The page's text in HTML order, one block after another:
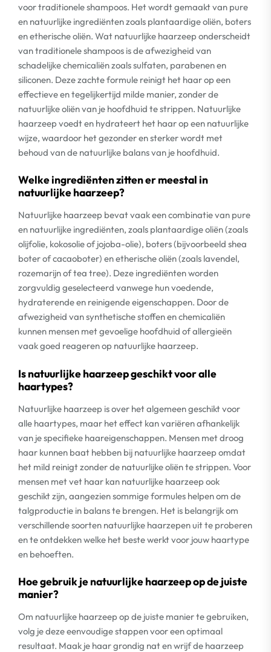
voor traditionele shampoos. Het wordt gemaakt van pure
en natuurlijke ingrediënten zoals plantaardige oliën, boters
en etherische oliën. Wat natuurlijke haarzeep onderscheidt
van traditionele shampoos is de afwezigheid van
schadelijke chemicaliën zoals sulfaten, parabenen en
siliconen. Deze zachte formule reinigt het haar op een
effectieve en tegelijkertijd milde manier, zonder de
natuurlijke oliën van je hoofdhuid te strippen. Natuurlijke
haarzeep voedt en hydrateert het haar op een natuurlijke
wijze, waardoor het gezonder en sterker wordt met
behoud van de natuurlijke balans van je hoofdhuid.
Welke ingrediënten zitten er meestal in
natuurlijke haarzeep?
Natuurlijke haarzeep bevat vaak een combinatie van pure
en natuurlijke ingrediënten, zoals plantaardige oliën (zoals
olijfolie, kokosolie of jojoba-olie), boters (bijvoorbeeld shea
boter of cacaoboter) en etherische oliën (zoals lavendel,
rozemarijn of tea tree). Deze ingrediënten worden
zorgvuldig geselecteerd vanwege hun voedende,
hydraterende en reinigende eigenschappen. Door de
afwezigheid van synthetische stoffen en chemicaliën
kunnen mensen met gevoelige hoofdhuid of allergieën
vaak goed reageren op natuurlijke haarzeep.
Is natuurlijke haarzeep geschikt voor alle
haartypes?
Natuurlijke haarzeep is over het algemeen geschikt voor
alle haartypes, maar het effect kan variëren afhankelijk
van je specifieke haareigenschappen. Mensen met droog
haar kunnen baat hebben bij natuurlijke haarzeep omdat
het mild reinigt zonder de natuurlijke oliën te strippen. Voor
mensen met vet haar kan natuurlijke haarzeep ook
geschikt zijn, aangezien sommige formules helpen om de
talgproductie in balans te brengen. Het is belangrijk om
verschillende soorten natuurlijke haarzepen uit te proberen
en te ontdekken welke het beste werkt voor jouw haartype
en behoeften.
Hoe gebruik je natuurlijke haarzeep op de juiste
manier?
Om natuurlijke haarzeep op de juiste manier te gebruiken,
volg je deze eenvoudige stappen voor een optimaal
resultaat. Maak je haar grondig nat en wrijf de haarzeep